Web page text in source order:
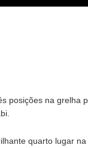
posições na
quarto lugar